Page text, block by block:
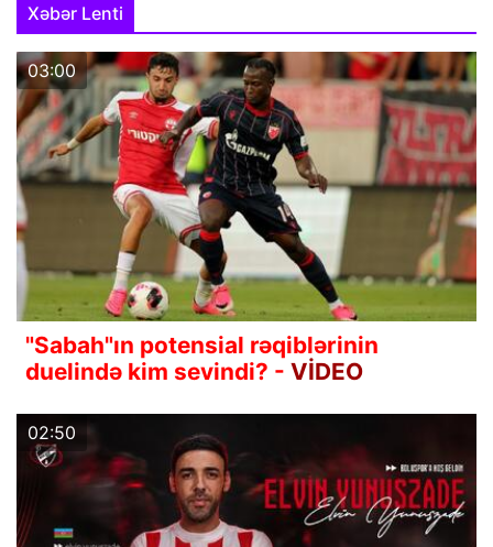
Xəbər Lenti
03:00
"Sabah"ın potensial rəqiblərinin
duelində kim sevindi? - VİDEO
02:50